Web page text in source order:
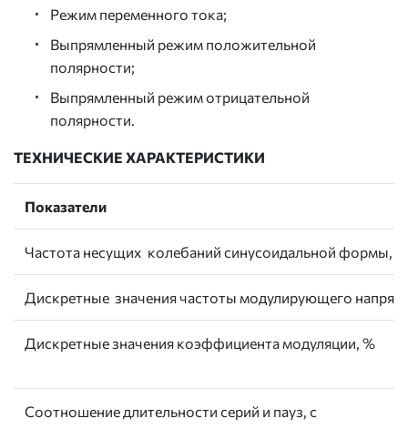
Режим переменного тока;
Выпрямленный режим положительной
полярности;
Выпрямленный режим отрицательной
полярности.
ТЕХНИЧЕСКИЕ ХАРАКТЕРИСТИКИ
Показатели
Частота несущих колебаний синусоидальной формы,
Дискретные значения частоты модулирующего
Дискретные значения коэффициента модуляции, %
Соотношение длительности серий и пауз, с